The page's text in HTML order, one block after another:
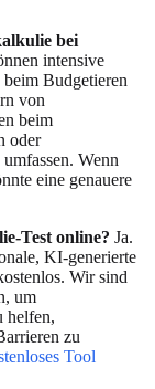
bei
intensive
Budgetieren
von
beim
oder
Wenn
eine genauere
Test online? Ja.
KI-generierte
Wir sind
um
helfen,
zu
Tool